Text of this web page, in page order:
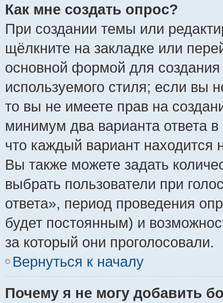
Как мне создать опрос?
При создании темы или
щёлкните на закладке или
основной формой для
используемого стиля; если вы
то вы не имеете прав на
минимум два варианта ответа
что каждый вариант находится
Вы также можете задать
выбрать пользователи при
ответа», период проведения
будет постоянным) и
за который они проголосовали.
Вернуться к началу
Почему я не могу добавить